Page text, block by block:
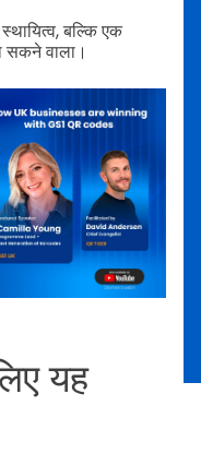
बल्कि एक
सकने वाला।
यह